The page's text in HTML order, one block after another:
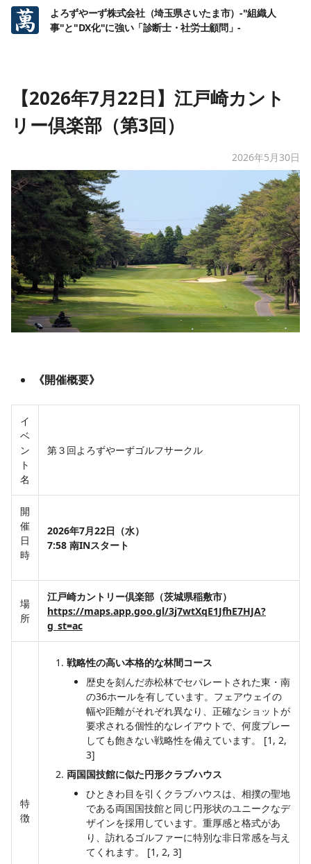
よろずやーず株式会社（埼玉県さいたま市）-"組織人
事"と"DX化"に強い「診断士・社労士顧問」-
【2026年7月22日】江戸崎カント
リー倶楽部（第3回）
2026年5月30日
《開催概要》
イ
ベ
ン
ト
名
第３回よろずやーずゴルフサークル
開
催
日
時
2026年7月22日（水）
7:58 南INスタート
場
所
江戸崎カントリー倶楽部（茨城県稲敷市）
https://maps.app.goo.gl/3j7wtXqE1JfhE7HJA?
g_st=ac
特
徴
戦略性の高い本格的な林間コース
歴史を刻んだ赤松林でセパレートされた東・南
の36ホールを有しています。フェアウェイの
幅や距離がそれぞれ異なり、正確なショットが
要求される個性的なレイアウトで、何度プレー
しても飽きない戦略性を備えています。 [1, 2,
3]
両国国技館に似た円形クラブハウス
ひときわ目を引くクラブハウスは、相撲の聖地
である両国国技館と同じ円形状のユニークなデ
ザインを採用しています。重厚感と格式があ
り、訪れるゴルファーに特別な非日常感を与え
てくれます。 [1, 2, 3]